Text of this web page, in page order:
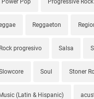
Reggaeton
Rock progresivo Salsa
Soul Stoner
(Latin & Hispanic)